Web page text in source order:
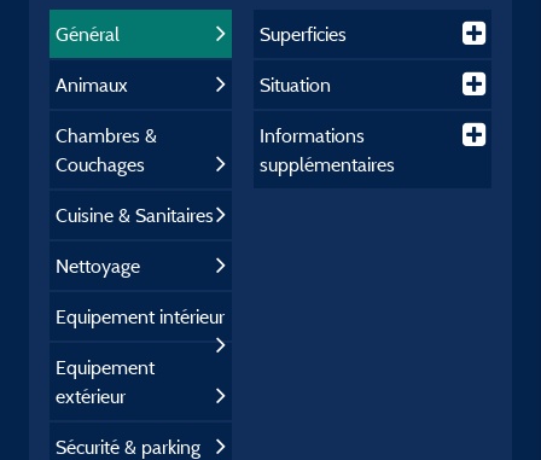
Général
Animaux
Chambres &
Couchages
Cuisine & Sanitaires
Nettoyage
Equipement intérieur
Equipement
extérieur
Sécurité & parking
Superficies
Situation
Informations
supplémentaires